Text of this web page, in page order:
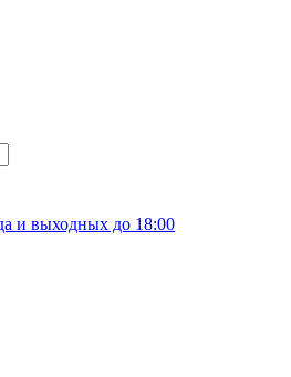
и выходных до 18:00